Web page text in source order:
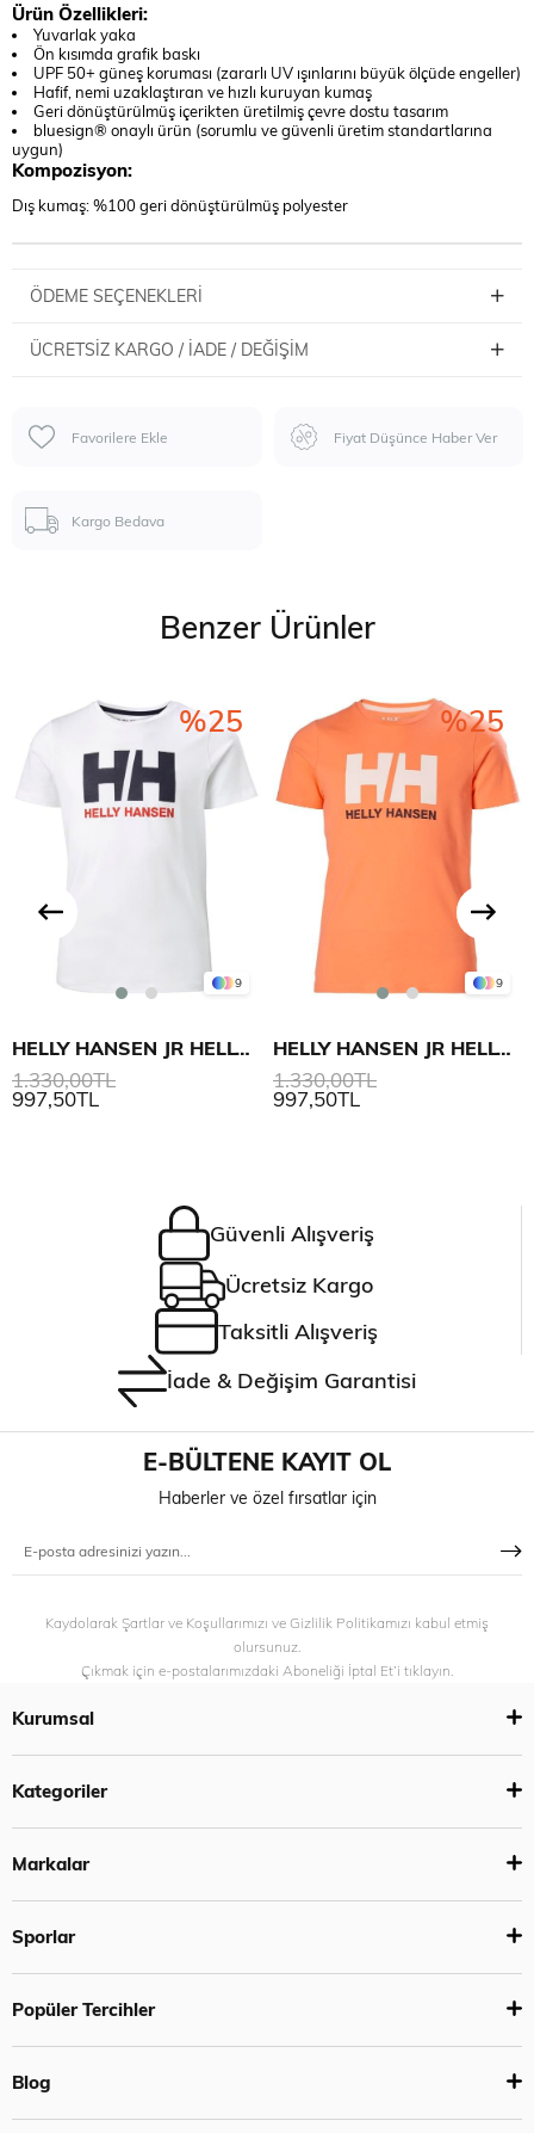
Ürün Özellikleri:
Yuvarlak yaka
Ön kısımda grafik baskı
UPF 50+ güneş koruması (zararlı UV ışınlarını büyük ölçüde engeller)
Hafif, nemi uzaklaştıran ve hızlı kuruyan kumaş
Geri dönüştürülmüş içerikten üretilmiş çevre dostu tasarım
bluesign® onaylı ürün (sorumlu ve güvenli üretim standartlarına
uygun)
Kompozisyon:
Dış kumaş: %100 geri dönüştürülmüş polyester
ÖDEME SEÇENEKLERI
ÜCRETSIZ KARGO / İADE / DEĞIŞIM
Favorilere Ekle Fiyat Düşünce Haber Ver
Kargo Bedava
Benzer Ürünler
9
HELLY HANSEN JR HELLY HANSEN LOGO T-SHIRT
997,50TL
1.330,00TL
%25
9
HELLY HANSEN JR HELLY HANSEN LOGO T-SHIRT
997,50TL
1.330,00TL
%25
Güvenli Alışveriş
Ücretsiz Kargo
Taksitli Alışveriş
İade & Değişim Garantisi
E-BÜLTENE KAYIT OL
Haberler ve özel fırsatlar için
Kaydolarak Şartlar ve Koşullarımızı ve Gizlilik Politikamızı kabul etmiş
olursunuz.
Çıkmak için e-postalarımızdaki Aboneliği İptal Et’i tıklayın.
Kurumsal
Kategoriler
Markalar
Sporlar
Popüler Tercihler
Blog